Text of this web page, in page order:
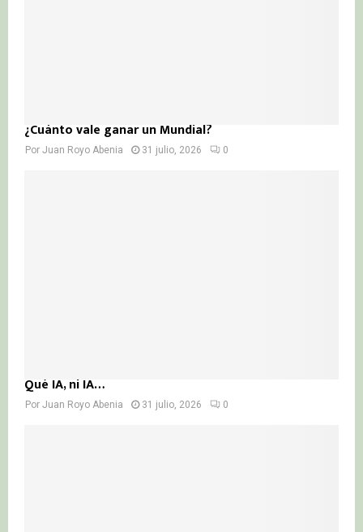
¿Cuánto vale ganar un Mundial?
Por Juan Royo Abenia 31 julio, 2026 0
Qué IA, ni IA…
Por Juan Royo Abenia 31 julio, 2026 0